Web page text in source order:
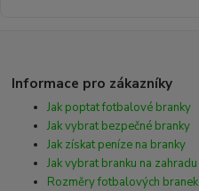
Informace pro zákazníky
Jak poptat fotbalové branky
Jak vybrat bezpečné branky
Jak získat peníze na branky
Jak vybrat branku na zahradu
Rozměry fotbalových branek